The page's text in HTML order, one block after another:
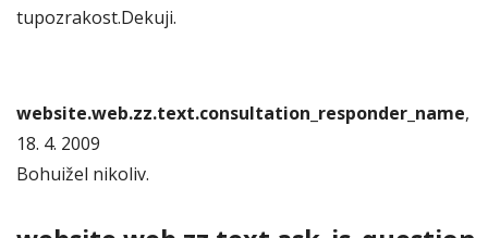
tupozrakost.Dekuji.
website.web.zz.text.consultation_responder_name,
18. 4. 2009
Bohuižel nikoliv.